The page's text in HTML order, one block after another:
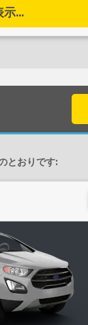
示...
とおりです: